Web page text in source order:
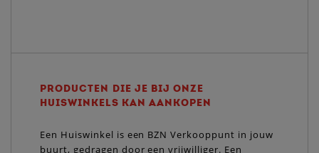
PRODUCTEN DIE JE BIJ ONZE
HUISWINKELS KAN AANKOPEN
Een Huiswinkel is een BZN Verkooppunt in jouw
buurt, gedragen door een vrijwilliger. Een